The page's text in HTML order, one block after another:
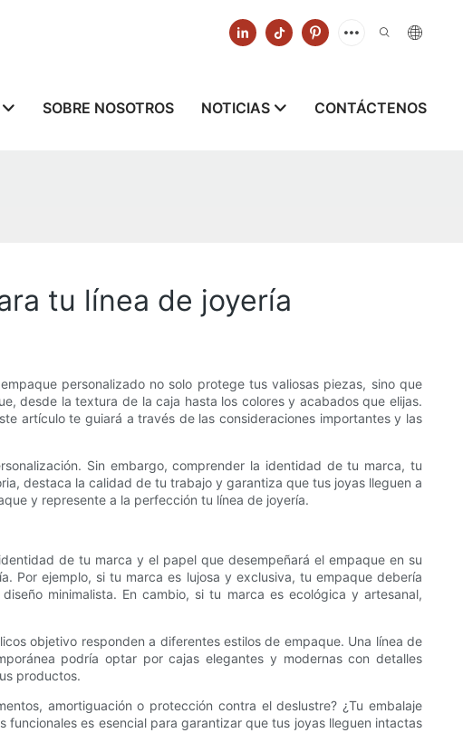
SOBRE NOSOTROS NOTICIAS CONTÁCTENOS
tu línea de joyería
personalizado no solo protege tus valiosas piezas, sino que
desde la textura de la caja hasta los colores y acabados que elijas.
artículo te guiará a través de las consideraciones importantes y las
Sin embargo, comprender la identidad de tu marca, tu
destaca la calidad de tu trabajo y garantiza que tus joyas lleguen a
y represente a la perfección tu línea de joyería.
de tu marca y el papel que desempeñará el empaque en su
Por ejemplo, si tu marca es lujosa y exclusiva, tu empaque debería
minimalista. En cambio, si tu marca es ecológica y artesanal,
objetivo responden a diferentes estilos de empaque. Una línea de
podría optar por cajas elegantes y modernas con detalles
productos.
amortiguación o protección contra el deslustre? ¿Tu embalaje
es esencial para garantizar que tus joyas lleguen intactas